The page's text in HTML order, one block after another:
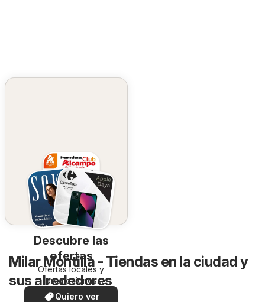
Descubre las
ofertas
Ofertas locales y
promociones
especiales.
Quiero ver
Milar Montilla - Tiendas en la ciudad y
sus alrededores